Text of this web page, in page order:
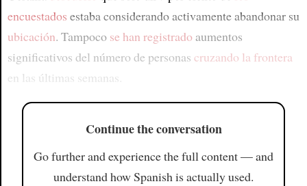
encuestados estaba considerando activamente abandonar su
ubicación. Tampoco se han registradoaumentos
significativos del número de personas cruzando la frontera
en las últimas semanas.
Continue the conversation
Go further and experience the full content — and
understand how Spanish is actually used.